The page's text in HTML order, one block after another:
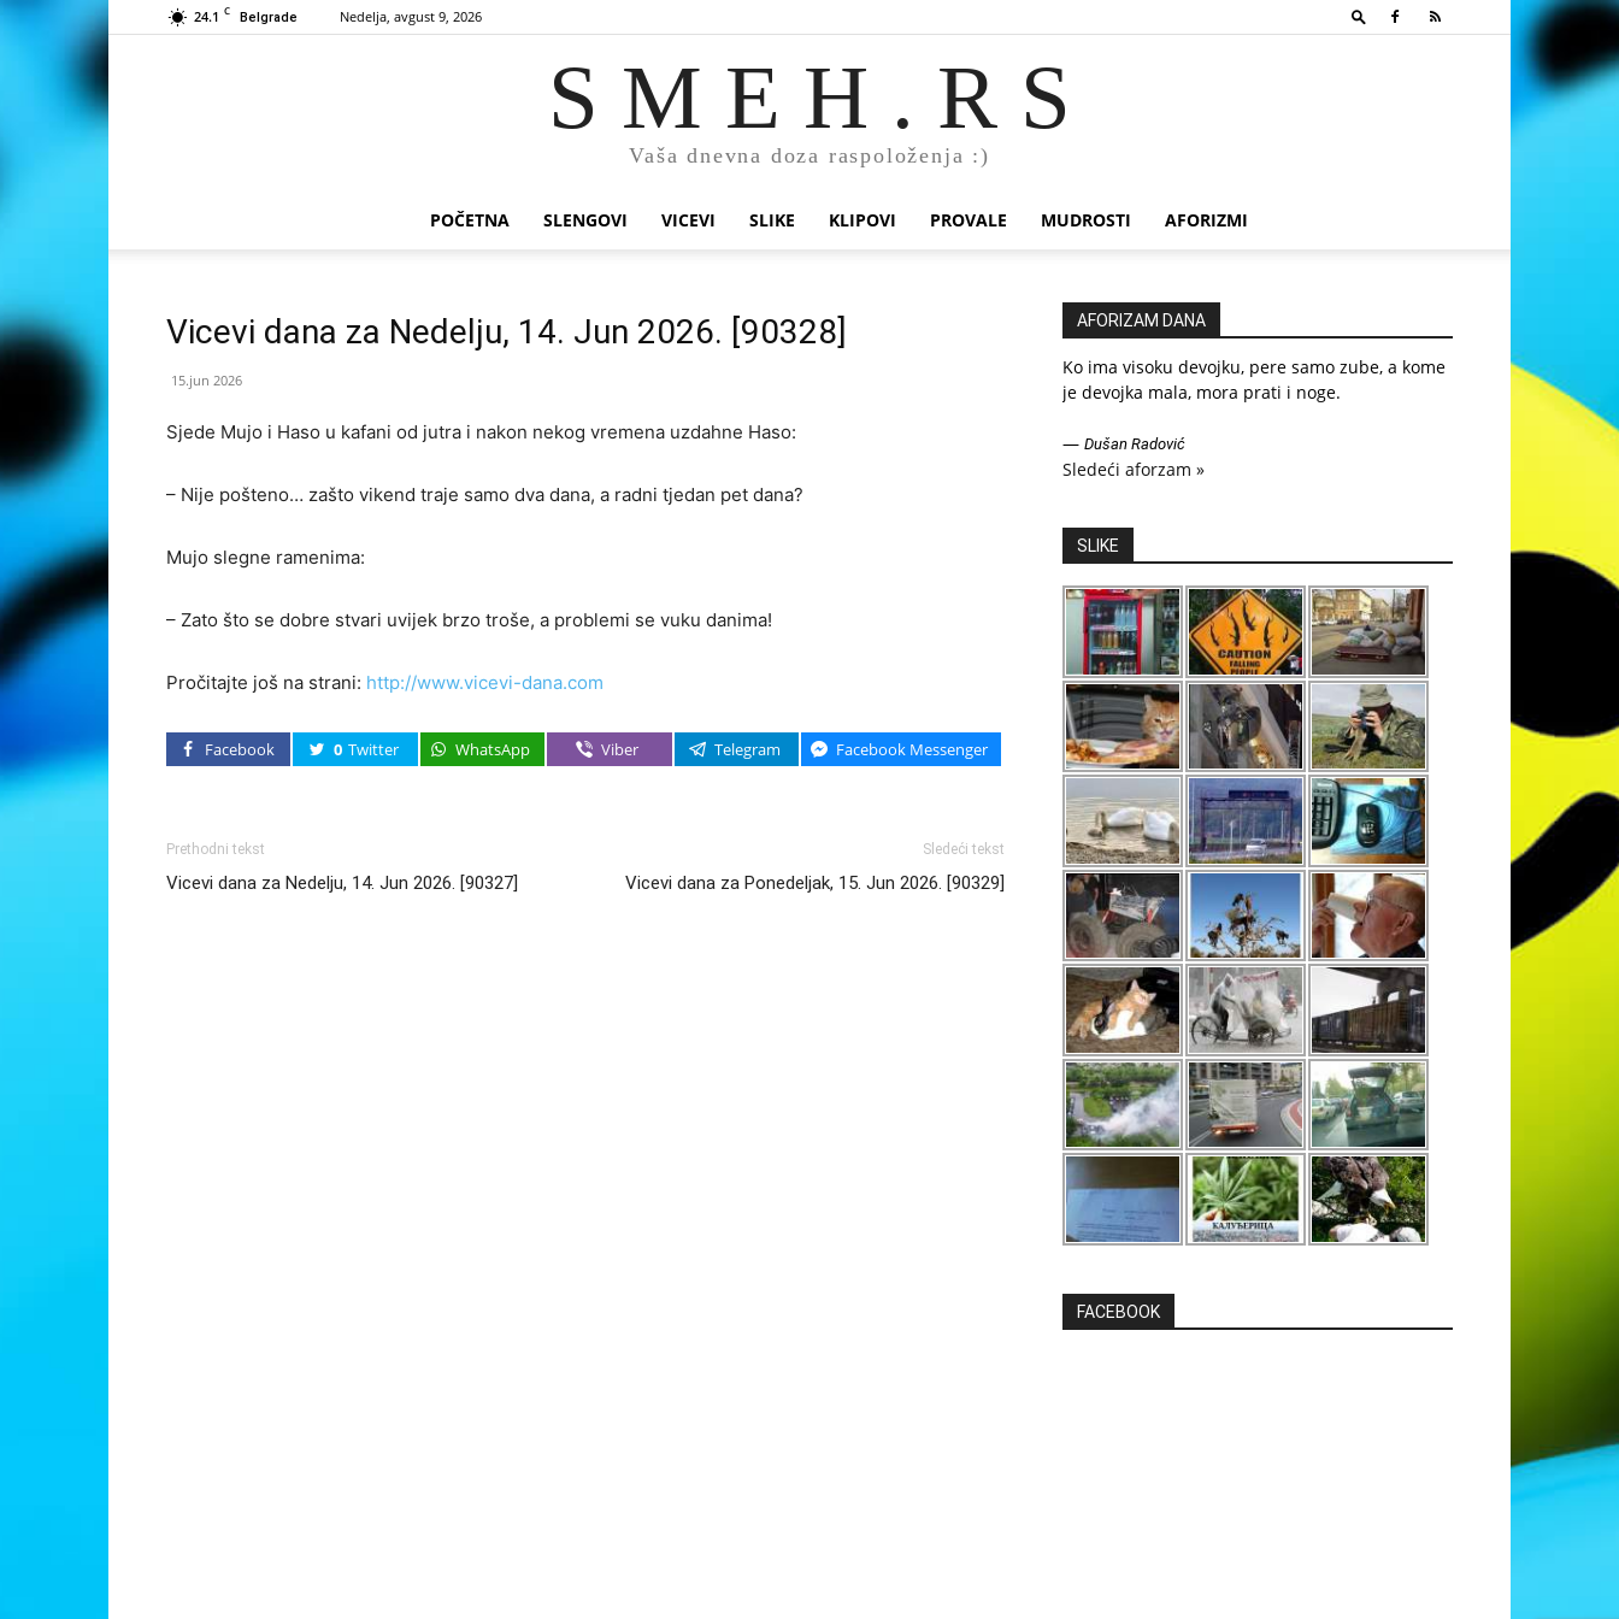
24.1 C Belgrade Nedelja, avgust 9, 2026
S M E H . R S
Vaša dnevna doza raspoloženja :)
POČETNA SLENGOVI VICEVI SLIKE KLIPOVI PROVALE MUDROSTI AFORIZMI
Vicevi dana za Nedelju, 14. Jun 2026. [90328]
15.jun 2026
Sjede Mujo i Haso u kafani od jutra i nakon nekog vremena uzdahne Haso:
– Nije pošteno… zašto vikend traje samo dva dana, a radni tjedan pet dana?
Mujo slegne ramenima:
– Zato što se dobre stvari uvijek brzo troše, a problemi se vuku danima!
Pročitajte još na strani: http://www.vicevi-dana.com
Facebook 0 Twitter WhatsApp Viber Telegram Facebook Messenger
Prethodni tekst
Vicevi dana za Nedelju, 14. Jun 2026. [90327]
Sledeći tekst
Vicevi dana za Ponedeljak, 15. Jun 2026. [90329]
AFORIZAM DANA
Ko ima visoku devojku, pere samo zube, a kome
je devojka mala, mora prati i noge.
— Dušan Radović
Sledeći aforzam »
SLIKE
FACEBOOK